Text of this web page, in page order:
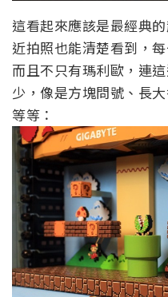
這看起來應該是最經典
近拍照也能清楚看到，
而且不只有瑪利歐，連
少，像是方塊問號、長
等等：